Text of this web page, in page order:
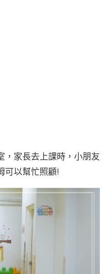
，家長去上課時，小朋友
可以幫忙照顧!